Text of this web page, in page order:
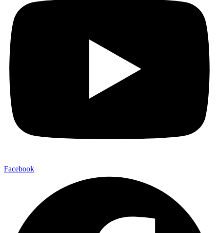
Facebook